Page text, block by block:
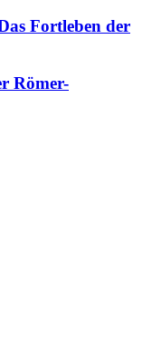
Fortleben der
Römer-